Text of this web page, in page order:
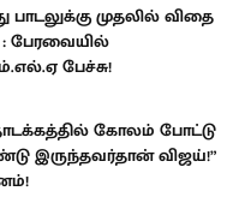
பாடலுக்கு முதலில் விதை
பேரவையில்
பேச்சு!
கோலம் போட்டு
இருந்தவர்தான் விஜய்!”